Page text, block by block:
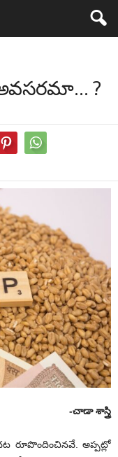
?
-చాడా శాస్త్రి
రూపొందించిన‌వే. అప్పట్లో